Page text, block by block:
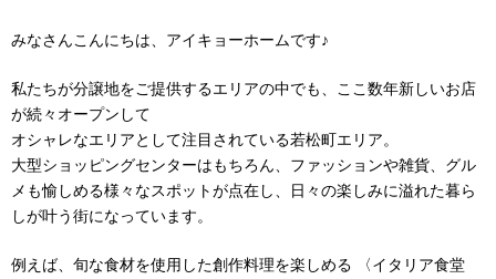
みなさんこんにちは、アイキョーホームです♪
私たちが分譲地をご提供するエリアの中でも、ここ数年新しいお店
が続々オープンして
オシャレなエリアとして注目されている若松町エリア。
大型ショッピングセンターはもちろん、ファッションや雑貨、グル
メも愉しめる様々なスポットが点在し、日々の楽しみに溢れた暮ら
しが叶う街になっています。
例えば、旬な食材を使用した創作料理を楽しめる 〈イタリア食堂